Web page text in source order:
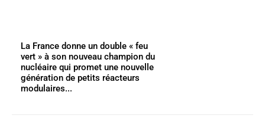
La France donne un double « feu
vert » à son nouveau champion du
nucléaire qui promet une nouvelle
génération de petits réacteurs
modulaires...